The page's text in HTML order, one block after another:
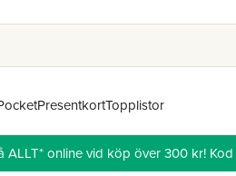
PresentkortTopplistor
ALLT* online vid köp över 300 kr! Kod